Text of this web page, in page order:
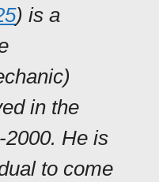
) is a
in the
He is
to come